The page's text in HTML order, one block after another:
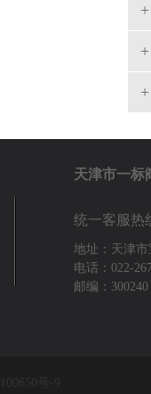
+
天津市一标
统一客服热
地址：天津
电话：022-
邮编：300240